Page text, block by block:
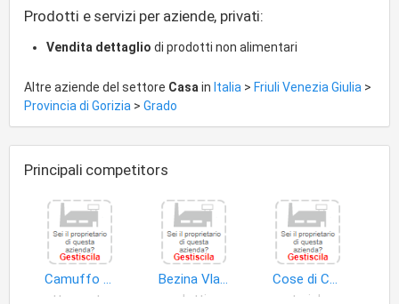
tribunale di gorizia.
Prodotti e servizi per aziende, privati:
Vendita dettaglio di prodotti non alimentari
Altre aziende del settore Casa in Italia > Friuli Venezia Giulia >
Provincia di Gorizia > Grado
Principali competitors
Camuffo Alessandro
Bezina Vlasta
Cose di Casa di Daniela Tiepolo Antonucci